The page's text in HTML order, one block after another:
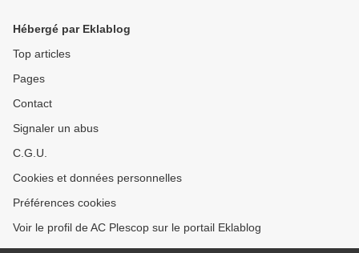
Hébergé par Eklablog
Top articles
Pages
Contact
Signaler un abus
C.G.U.
Cookies et données personnelles
Préférences cookies
Voir le profil de AC Plescop sur le portail Eklablog